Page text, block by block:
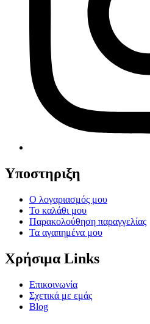
Υποστηριξη
Ο λογαριασμός μου
Το καλάθι μου
Παρακολούθηση παραγγελίας
Τα αγαπημένα μου
Χρήσιμα Links
Επικοινωνία
Σχετικά με εμάς
Blog